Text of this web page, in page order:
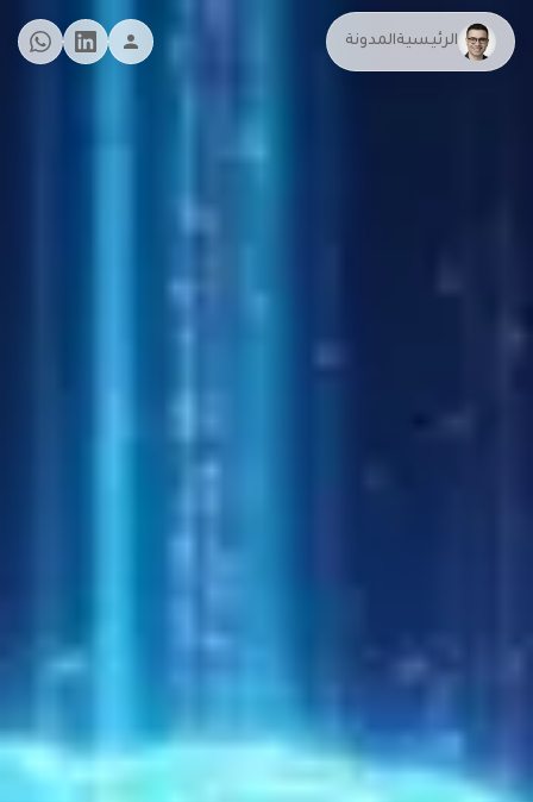
الرئيسيةالمدونة